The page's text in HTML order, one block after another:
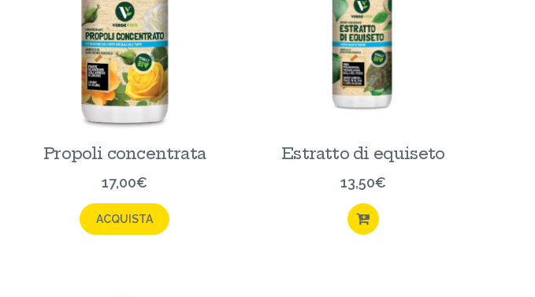
Propoli concentrata
17,00€
ACQUISTA
Estratto di equiseto
13,50€